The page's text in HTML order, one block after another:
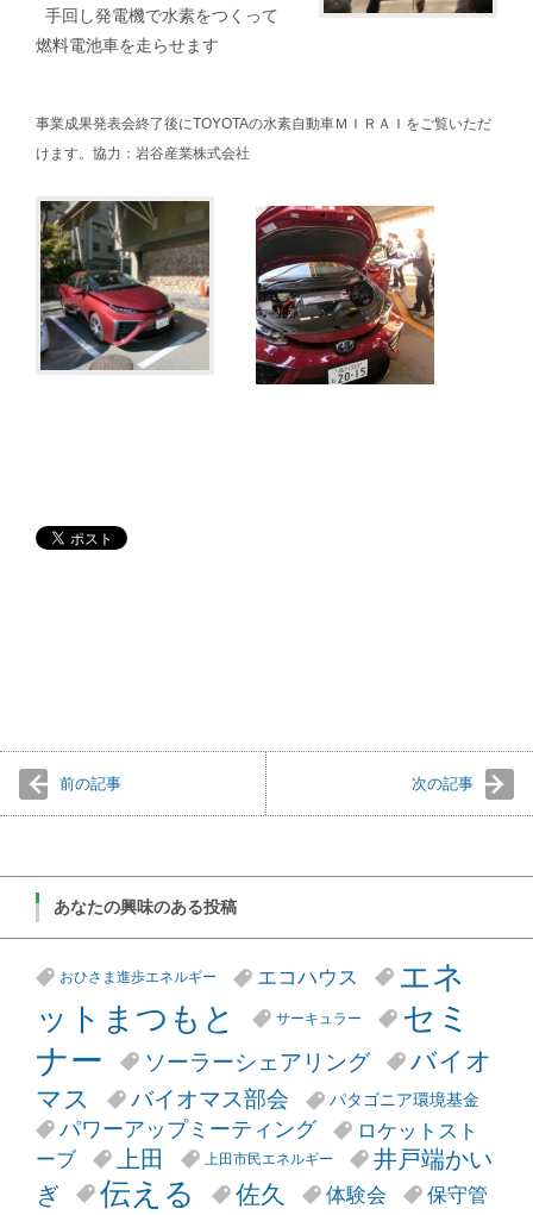
手回し発電機で水素をつくって
燃料電池車を走らせます
事業成果発表会終了後にTOYOTAの水素自動車ＭＩＲＡＩをご覧いただ
けます。 協力：岩谷産業株式会社
前の記事 次の記事
あなたの興味のある投稿
おひさま進歩エネルギー エコハウス
エネ
ットまつもと
サーキュラー
セミ
ナー
ソーラーシェアリング
バイオ
マス
バイオマス部会 パタゴニア環境基金
パワーアップミーティング
ロケットスト
ーブ
上田 上田市民エネルギー
井戸端かい
ぎ
伝える 佐久 体験会
保守管